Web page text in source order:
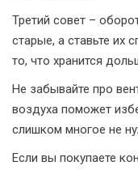
Третий совет –
старые, а ставьте их
то, что хранится
Не забывайте про
воздуха поможет
слишком многое не
Если вы покупаете